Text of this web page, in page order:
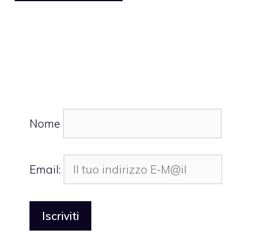
Nome
Email: